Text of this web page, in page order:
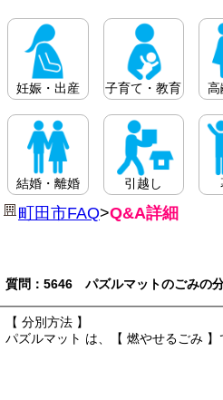
妊娠・出産 子育て・教育 高
結婚・離婚 引越し
町田市FAQ>Q&A詳細
質問：5646 パズルマットのごみの分
【 分別方法 】
パズルマット は、【 燃やせるごみ 】